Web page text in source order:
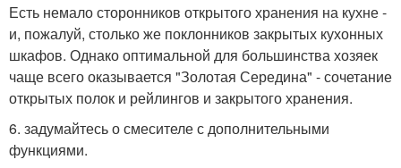
Есть немало сторонников открытого хранения на кухне -
и, пожалуй, столько же поклонников закрытых кухонных
шкафов. Однако оптимальной для большинства хозяек
чаще всего оказывается "Золотая Середина" - сочетание
открытых полок и рейлингов и закрытого хранения.
6. задумайтесь о смесителе с дополнительными
функциями.